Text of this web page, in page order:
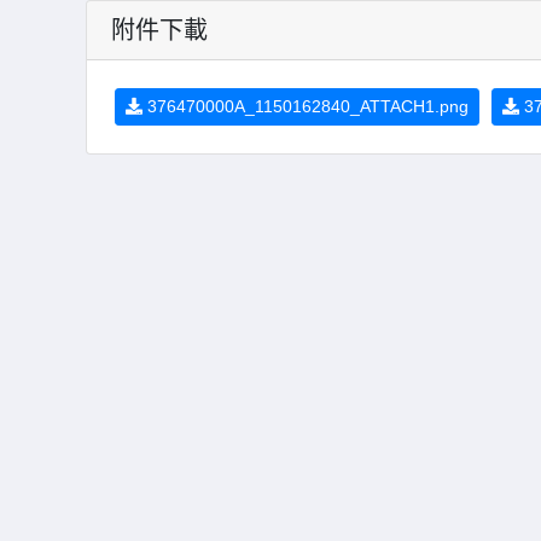
附件下載
376470000A_1150162840_ATTACH1.png